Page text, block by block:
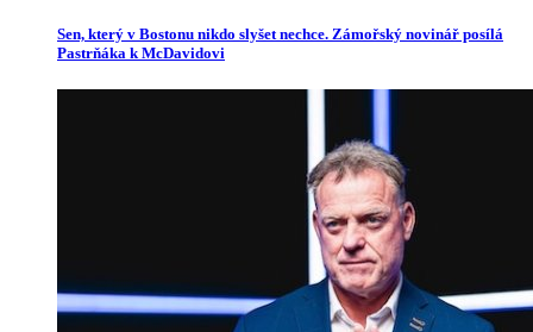
Sen, který v Bostonu nikdo slyšet nechce. Zámořský novinář posílá
Pastrňáka k McDavidovi